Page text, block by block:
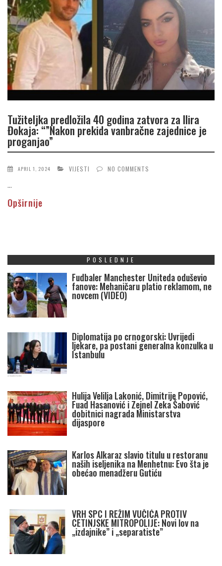
Tužiteljka predložila 40 godina zatvora za Ilira
Đokaja: “”Nakon prekida vanbračne zajednice je
proganjao”
APRIL 1, 2024 VIJESTI NO COMMENTS
...
Opširnije
POSLEDNJE
Fudbaler Manchester Uniteda oduševio
fanove: Mehaničaru platio reklamom, ne
novcem (VIDEO)
Diplomatija po crnogorski: Uvrijedi
ljekare, pa postani generalna konzulka u
Istanbulu
Hulija Velilja Lakonić, Dimitrije Popović,
Fuad Hasanović i Zejnel Zeka Šabović
dobitnici nagrada Ministarstva
dijaspore
Karlos Alkaraz slavio titulu u restoranu
naših iseljenika na Menhetnu: Evo šta je
obećao menadžeru Gutiću
VRH SPC I REŽIM VUČIĆA PROTIV
CETINJSKE MITROPOLIJE: Novi lov na
„izdajnike” i „separatiste”